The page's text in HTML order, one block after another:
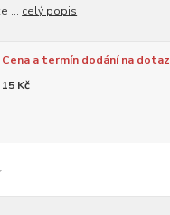
... celý popis
Cena a termín dodání na dotaz
15 Kč